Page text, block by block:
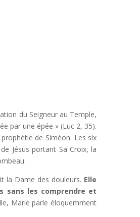
du Seigneur au Temple,
par une épée » (Luc 2, 35).
de Siméon. Les six
Jésus portant Sa Croix, la
la Dame des douleurs. Elle
sans les comprendre et
Marie parle éloquemment